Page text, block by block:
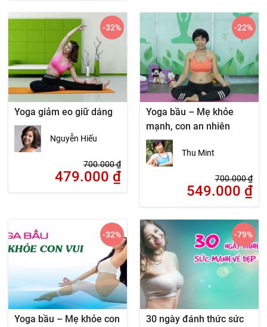
Yoga giảm eo giữ dáng
Nguyễn Hiếu
700.000₫
479.000 ₫
-32%
Yoga bầu – Mẹ khỏe
mạnh, con an nhiên
Thu Mint
700.000₫
549.000 ₫
-22%
Yoga bầu – Mẹ khỏe con
-32%
30 ngày đánh thức sức
-79%